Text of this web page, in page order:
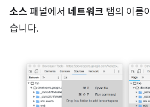
소스 패널에서 네트워크 탭의 이름이
습니다.